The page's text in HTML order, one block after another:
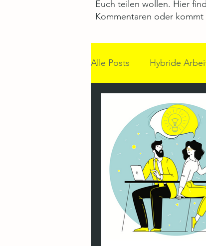
Euch teilen wollen. Hier
Kommentaren oder
Alle Posts Hybride
Desk-Sharing & ABW
Back-to-Office
Teamzusammenarbeit
Desk-Sharing